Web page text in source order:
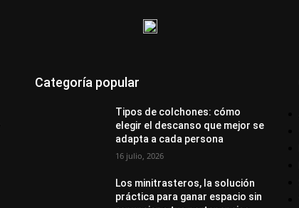
Categoría popular
Tipos de colchones: cómo
elegir el descanso que mejor se
adapta a cada persona
16 julio, 2026
Los minitrasteros, la solución
práctica para ganar espacio sin